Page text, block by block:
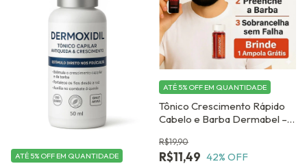
ATÉ 5% OFF EM QUANTIDADE
Tônico Crescimento Rápido
Cabelo e Barba Dermabel –
R$11,49
R$19,90
42% OFF
ATÉ 5% OFF EM QUANTIDADE